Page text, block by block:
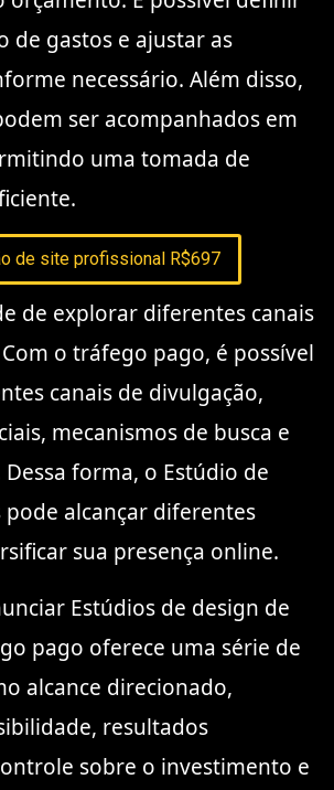
de gastos e ajustar as
necessário. Além disso,
ser acompanhados em
uma tomada de
de site profissional R$697
de explorar diferentes canais
o tráfego pago, é possível
canais de divulgação,
mecanismos de busca e
forma, o Estúdio de
pode alcançar diferentes
sua presença online.
Estúdios de design de
pago oferece uma série de
alcance direcionado,
resultados
sobre o investimento e